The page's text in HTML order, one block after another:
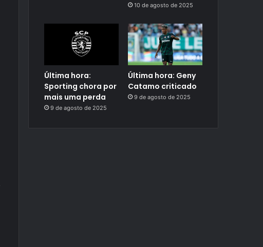
10 de agosto de 2025
Última hora:
Sporting chora por
mais uma perda
9 de agosto de 2025
Última hora: Geny
Catamo criticado
9 de agosto de 2025